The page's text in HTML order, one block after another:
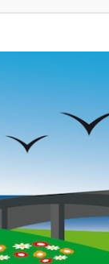
fourgons